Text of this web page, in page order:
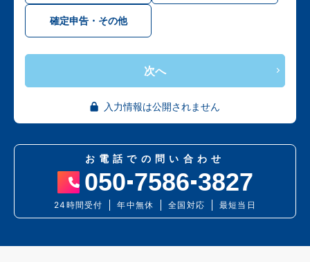
確定申告・その他
次へ
入力情報は公開されません
お電話での問い合わせ
050 7586 3827
24時間受付 年中無休 全国対応 最短当日